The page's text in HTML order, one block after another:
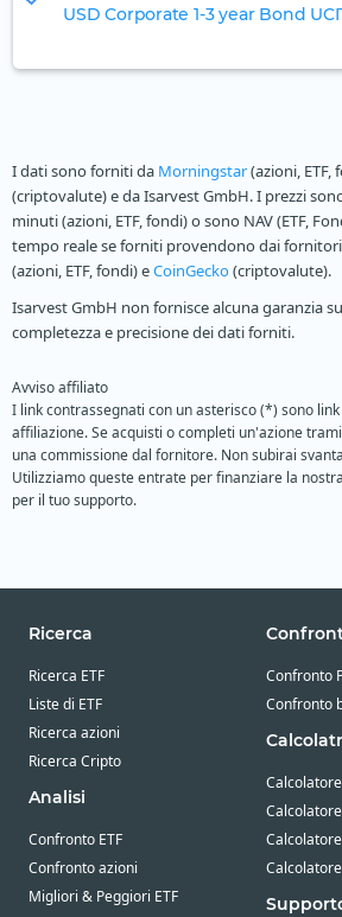
USD Corporate 1-3 year Bond
I dati sono forniti da Morningstar(azioni, ETF,
(criptovalute) e da Isarvest GmbH. I prezzi
minuti (azioni, ETF, fondi) o sono NAV (ETF,
tempo reale se forniti provendono dai
(azioni, ETF, fondi) eCoinGecko(criptovalute).
Isarvest GmbH non fornisce alcuna garanzia
completezza e precisione dei dati forniti.
Avviso affiliato
I link contrassegnati con un asterisco (*) sono
affiliazione. Se acquisti o completi un'azione
una commissione dal fornitore. Non subirai
Utilizziamo queste entrate per finanziare la
per il tuo supporto.
Ricerca
Ricerca ETF
Liste di ETF
Ricerca azioni
Ricerca Cripto
Analisi
Confronto ETF
Confronto azioni
Migliori & Peggiori ETF
Confronto
Confronto
Calcolatore